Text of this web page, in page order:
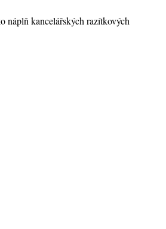
náplň kancelářských razítkových